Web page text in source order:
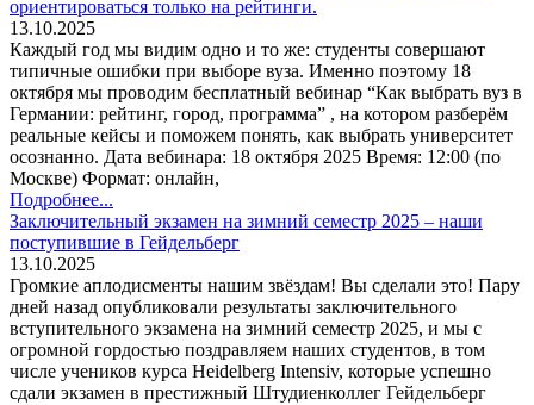
ориентироваться только на рейтинги.
13.10.2025
Каждый год мы видим одно и то же: студенты совершают
типичные ошибки при выборе вуза. Именно поэтому 18
октября мы проводим бесплатный вебинар “Как выбрать вуз в
Германии: рейтинг, город, программа” , на котором разберём
реальные кейсы и поможем понять, как выбрать университет
осознанно. Дата вебинара: 18 октября 2025 Время: 12:00 (по
Москве) Формат: онлайн,
Подробнее...
Заключительный экзамен на зимний семестр 2025 – наши
поступившие в Гейдельберг
13.10.2025
Громкие аплодисменты нашим звёздам! Вы сделали это! Пару
дней назад опубликовали результаты заключительного
вступительного экзамена на зимний семестр 2025, и мы с
огромной гордостью поздравляем наших студентов, в том
числе учеников курса Heidelberg Intensiv, которые успешно
сдали экзамен в престижный Штудиенколлег Гейдельберг